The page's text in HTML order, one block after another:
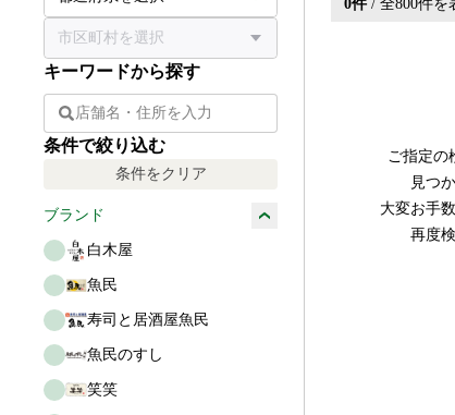
キーワードから探す
条件で絞り込む
条件をクリア
ブランド
白木屋
魚民
寿司と居酒屋魚民
魚民のすし
笑笑
0件 / 全800件を
ご指定の
見つ
大変お手
再度